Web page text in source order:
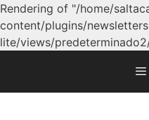
Rendering of "/home/
content/plugins/
lite/views/